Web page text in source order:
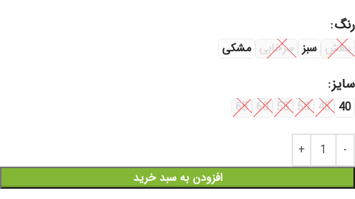
رنگ
بنفش سبز سرخابی مشکی
سایز
40
45
50
55
60
65
افزودن به سبد خرید